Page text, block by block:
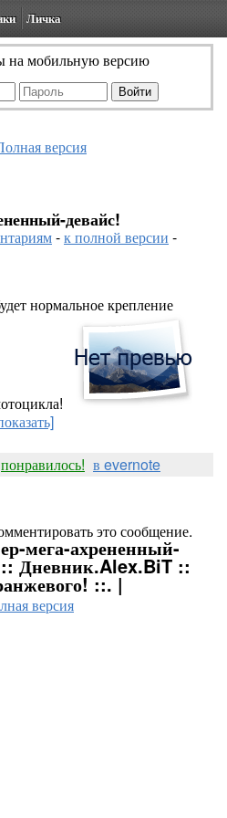
Личка
на мобильную версию
версия
девайс!
-к полной версии -
нормальное крепление
понравилось! в evernote
это сообщение.
мега-ахрененный-
Дневник.Alex.BiT ::
::. |
версия